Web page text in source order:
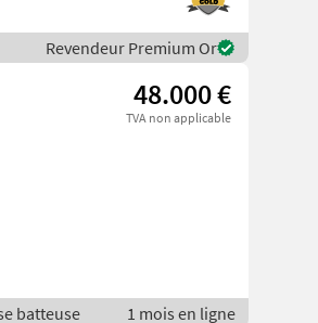
Revendeur Premium Or
48.000 €
TVA non applicable
batteuse 1 mois en ligne